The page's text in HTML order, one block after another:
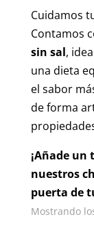
Cuidamos
Contamos
sin sal,
una dieta
el sabor
de forma
¡Añade
nuestros
puerta de
Mostrando